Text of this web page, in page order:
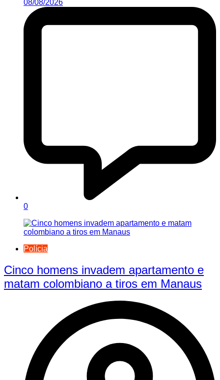
08/08/2026
0
Polícia
Cinco homens invadem apartamento e
matam colombiano a tiros em Manaus